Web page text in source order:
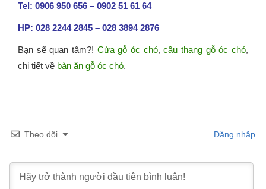
Tel: 0906 950 656 – 0902 51 61 64
HP: 028 2244 2845 – 028 3894 2876
Bạn sẽ quan tâm?! Cửa gỗ óc chó,cầu thang gỗ óc chó,
chi tiết về bàn ăn gỗ óc chó.
Theo dõi Đăng nhập